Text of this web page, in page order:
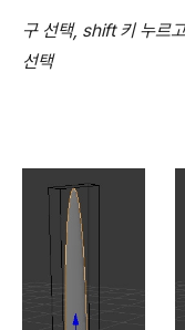
구 선택, shift 키 누르
선택